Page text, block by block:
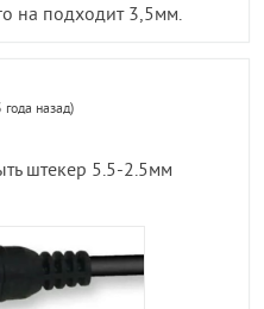
на подходит 3,5мм.
назад)
штекер 5.5-2.5мм